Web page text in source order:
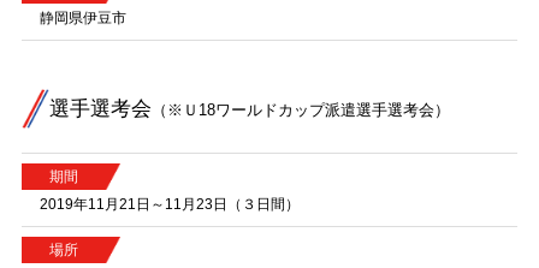
静岡県伊豆市
選手選考会 （※Ｕ18ワールドカップ派遣選手選考会）
期間
2019年11月21日～11月23日（３日間）
場所